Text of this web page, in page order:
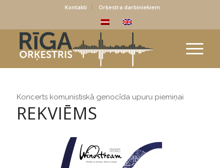
Kontakti Orķestra darbiniekiem
Koncerts komunistiskā genocīda upuru piemiņai
REKVIĒMS